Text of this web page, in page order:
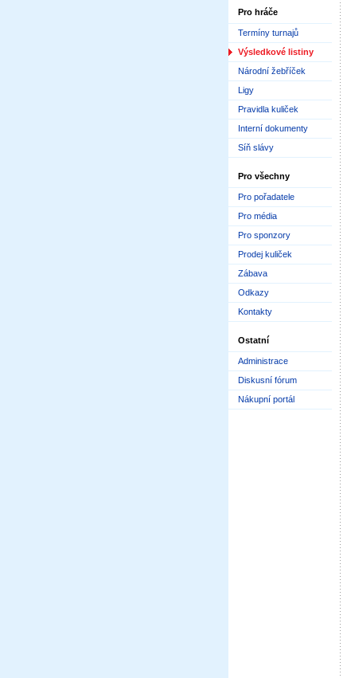
Pro hráče
Termíny turnajů
Výsledkové listiny
Národní žebříček
Ligy
Pravidla kuliček
Interní dokumenty
Síň slávy
Pro všechny
Pro pořadatele
Pro média
Pro sponzory
Prodej kuliček
Zábava
Odkazy
Kontakty
Ostatní
Administrace
Diskusní fórum
Nákupní portál